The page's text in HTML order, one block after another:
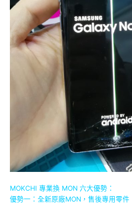
MOKCHI 專業換 MON 六大優勢：
優勢一：全新原廠MON，售後專用零件